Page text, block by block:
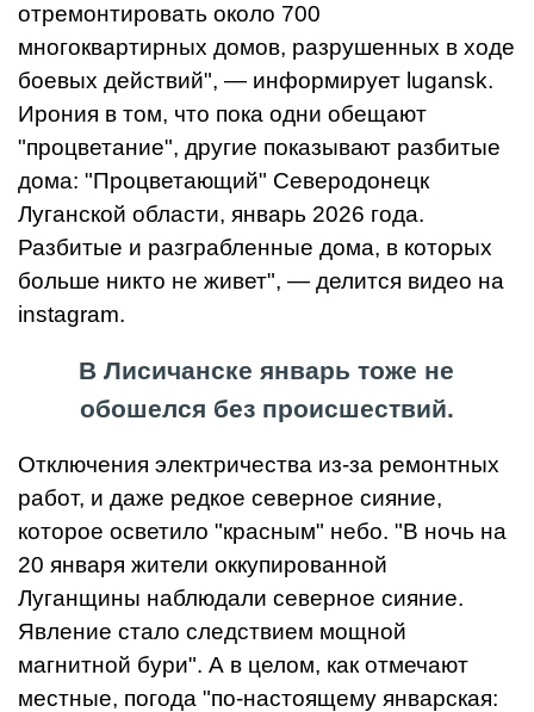
отремонтировать около 700
многоквартирных домов, разрушенных в ходе
боевых действий", — информирует lugansk.
Ирония в том, что пока одни обещают
"процветание", другие показывают разбитые
дома: "Процветающий" Северодонецк
Луганской области, январь 2026 года.
Разбитые и разграбленные дома, в которых
больше никто не живет", — делится видео на
instagram.
В Лисичанске январь тоже не
обошелся без происшествий.
Отключения электричества из-за ремонтных
работ, и даже редкое северное сияние,
которое осветило "красным" небо. "В ночь на
20 января жители оккупированной
Луганщины наблюдали северное сияние.
Явление стало следствием мощной
магнитной бури". А в целом, как отмечают
местные, погода "по-настоящему январская: